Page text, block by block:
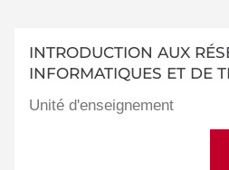
INTRODUCTION AUX
INFORMATIQUES ET DE
Unité d'enseignement